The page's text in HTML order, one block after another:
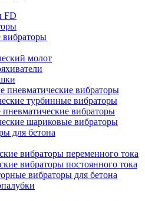
FD
вибраторы
молот
пневматические вибраторы
турбинные вибраторы
вибраторы
шариковые вибраторы
для бетона
вибраторы переменного тока
вибраторы постоянного тока
вибраторы для бетона